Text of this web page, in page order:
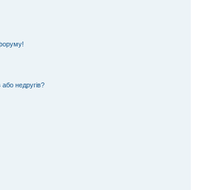
недругів?